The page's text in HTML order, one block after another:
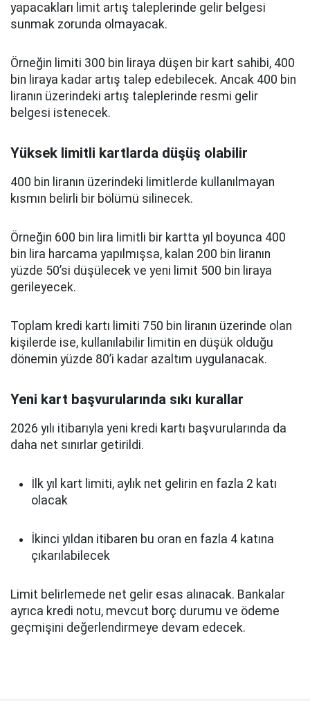
yapacakları limit artış taleplerinde gelir belgesi
sunmak zorunda olmayacak.
Örneğin limiti 300 bin liraya düşen bir kart sahibi, 400
bin liraya kadar artış talep edebilecek. Ancak 400 bin
liranın üzerindeki artış taleplerinde resmi gelir
belgesi istenecek.
Yüksek limitli kartlarda düşüş olabilir
400 bin liranın üzerindeki limitlerde kullanılmayan
kısmın belirli bir bölümü silinecek.
Örneğin 600 bin lira limitli bir kartta yıl boyunca 400
bin lira harcama yapılmışsa, kalan 200 bin liranın
yüzde 50’si düşülecek ve yeni limit 500 bin liraya
gerileyecek.
Toplam kredi kartı limiti 750 bin liranın üzerinde olan
kişilerde ise, kullanılabilir limitin en düşük olduğu
dönemin yüzde 80’i kadar azaltım uygulanacak.
Yeni kart başvurularında sıkı kurallar
2026 yılı itibarıyla yeni kredi kartı başvurularında da
daha net sınırlar getirildi.
İlk yıl kart limiti, aylık net gelirin en fazla 2 katı
olacak
İkinci yıldan itibaren bu oran en fazla 4 katına
çıkarılabilecek
Limit belirlemede net gelir esas alınacak. Bankalar
ayrıca kredi notu, mevcut borç durumu ve ödeme
geçmişini değerlendirmeye devam edecek.